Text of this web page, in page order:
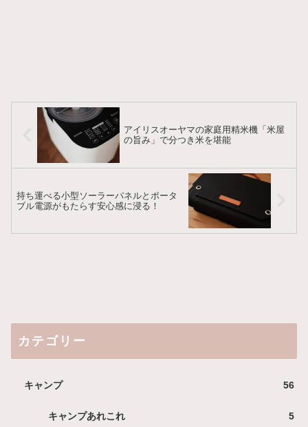
アイリスオーヤマの家庭用精米機「米屋
の旨み」で分つき米を堪能
持ち運べる小型ソーラーパネルとポータ
ブル電源がもたらす安心感に浸る！
カテゴリー
キャンプ 56
キャンプあれこれ 5